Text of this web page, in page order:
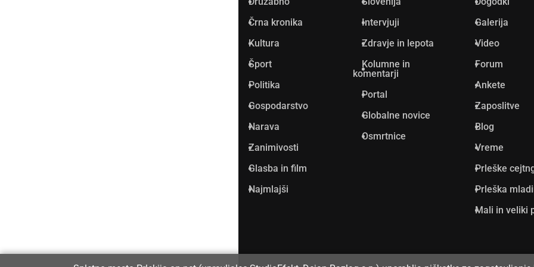
Črna kronika
Kultura
Šport
Politika
Gospodarstvo
Narava
Zanimivosti
Glasba in film
Najmlajši
Intervjuji
Zdravje in lepota
Kolumne in
komentarji
Portal
Globalne novice
Osmrtnice
Galerija
Video
Forum
Ankete
Zaposlitve
Blog
Vreme
Prleške
Prleška
Mali in veliki